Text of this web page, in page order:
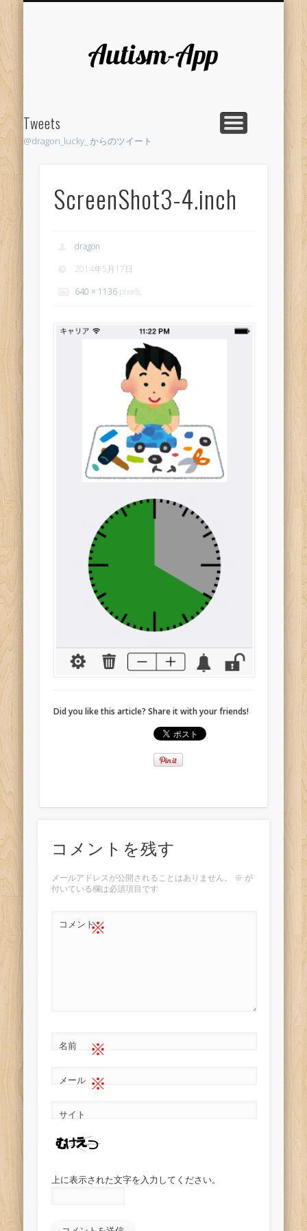
Tweets
@dragon_lucky_ からのツイート
ScreenShot3-4.inch
dragon
2014年5月17日
640 × 1136 pixels
Did you like this article? Share it with your friends!
コメントを残す
メールアドレスが公開されることはありません。 ※ が
付いている欄は必須項目です
コメント※
名前 ※
メール ※
サイト
上に表示された文字を入力してください。